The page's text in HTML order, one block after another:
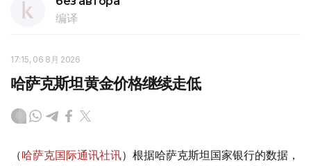
编译
17:15, 06 8月 2026
哈萨克斯坦黄金价格继续走低
（哈萨克国际通讯社讯）根据哈萨克斯坦国家银行的数据，